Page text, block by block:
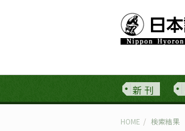
新 刊
HOME 検索結果